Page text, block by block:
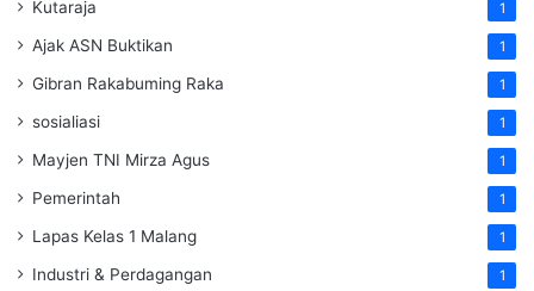
Kutaraja 1
Ajak ASN Buktikan 1
Gibran Rakabuming Raka 1
sosialiasi 1
Mayjen TNI Mirza Agus 1
Pemerintah 1
Lapas Kelas 1 Malang 1
Industri & Perdagangan 1